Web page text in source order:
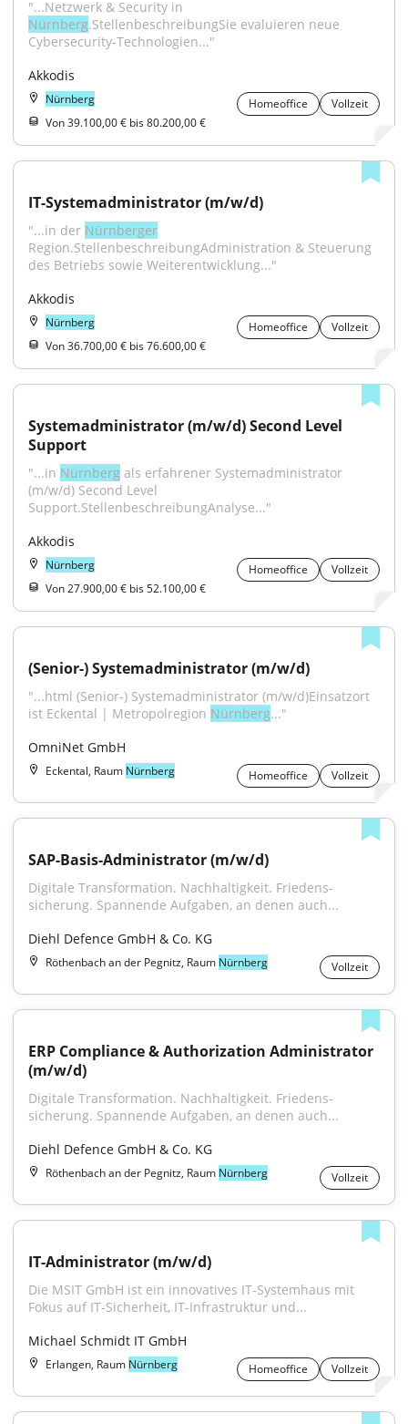
Nürnberg.StellenbeschreibungSie evaluieren neue
Cybersecurity-Technologien..."
Akkodis
Nürnberg Homeoffice
Vollzeit
Von 39.100,00 € bis 80.200,00 €
IT-Systemadministrator (m/w/d)
"...in der Nürnberger
Region.StellenbeschreibungAdministration & Steuerung
des Betriebs sowie Weiterentwicklung..."
Akkodis
Nürnberg Homeoffice
Vollzeit
Von 36.700,00 € bis 76.600,00 €
Systemadministrator (m/w/d) Second Level
Support
"...in Nürnberg als erfahrener Systemadministrator
(m/w/d) Second Level
Support.StellenbeschreibungAnalyse..."
Akkodis
Nürnberg Homeoffice
Vollzeit
Von 27.900,00 € bis 52.100,00 €
(Senior-) Systemadministrator (m/w/d)
"...html (Senior-) Systemadministrator (m/w/d)Einsatzort
ist Eckental | Metropolregion Nürnberg..."
OmniNet GmbH
Eckental, Raum Nürnberg Homeoffice Vollzeit
SAP-Basis-Administrator (m/w/d)
Digitale Trans­formation. Nach­haltig­keit. Friedens­
sicherung. Spannende Aufgaben, an denen auch...
Diehl Defence GmbH & Co. KG
Röthenbach an der Pegnitz, Raum Nürnberg Vollzeit
ERP Compliance & Authorization Administrator
(m/w/d)
Digitale Trans­formation. Nach­haltig­keit. Friedens­
sicherung. Spannende Aufgaben, an denen auch...
Diehl Defence GmbH & Co. KG
Röthenbach an der Pegnitz, Raum Nürnberg Vollzeit
IT-Administrator (m/w/d)
Die MSIT GmbH ist ein innovatives IT-Systemhaus mit
Fokus auf IT-Sicherheit, IT-Infrastruktur und...
Michael Schmidt IT GmbH
Erlangen, Raum Nürnberg Homeoffice Vollzeit